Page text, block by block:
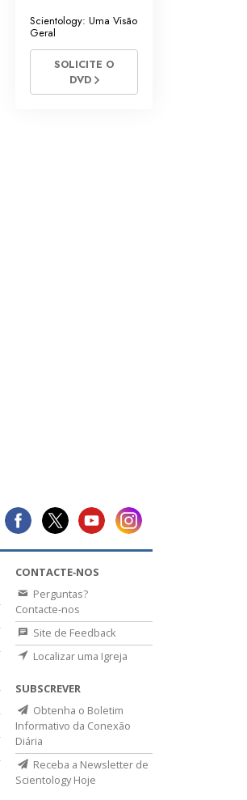
Scientology: Uma Visão
Geral
SOLICITE O
DVD
CONTACTE‑NOS
Perguntas?
Contacte‑nos
Site de Feedback
Localizar uma Igreja
SUBSCREVER
Obtenha o Boletim
Informativo da Conexão
Diária
Receba a Newsletter de
Scientology Hoje